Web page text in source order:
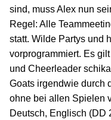
sind, muss Alex nun
Regel: Alle
statt. Wilde Partys und
vorprogrammiert. Es
und Cheerleader
Goats irgendwie durch
ohne bei allen Spielen
Deutsch, Englisch (DD